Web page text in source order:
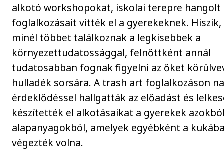
alkotó workshopokat, iskolai terepre hangolt
foglalkozásait vitték el a gyerekeknek.
minél többet találkoznak a legkisebbek a
környezettudatossággal, felnőttként annál
tudatosabban fognak figyelni az őket
hulladék sorsára. A trash art foglalkozáson
érdeklődéssel hallgatták az előadást és
készítették el alkotásaikat a gyerekek
alapanyagokból, amelyek egyébként a
végezték volna.